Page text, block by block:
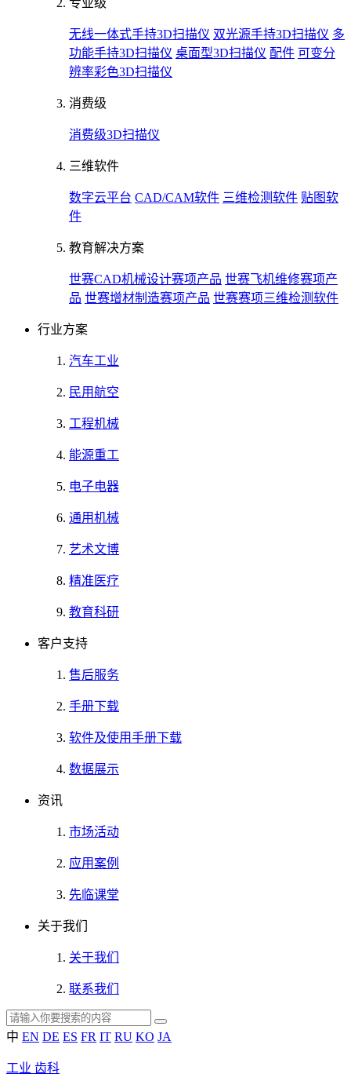
专业级
无线一体式手持3D扫描仪 双光源手持3D扫描仪 多
功能手持3D扫描仪 桌面型3D扫描仪 配件 可变分
辨率彩色3D扫描仪
消费级
消费级3D扫描仪
三维软件
数字云平台 CAD/CAM软件 三维检测软件 贴图软
件
教育解决方案
世赛CAD机械设计赛项产品 世赛飞机维修赛项产
品 世赛增材制造赛项产品 世赛赛项三维检测软件
行业方案
汽车工业
民用航空
工程机械
能源重工
电子电器
通用机械
艺术文博
精准医疗
教育科研
客户支持
售后服务
手册下载
软件及使用手册下载
数据展示
资讯
市场活动
应用案例
先临课堂
关于我们
关于我们
联系我们
中 EN DE ES FR IT RU KO JA
工业 齿科